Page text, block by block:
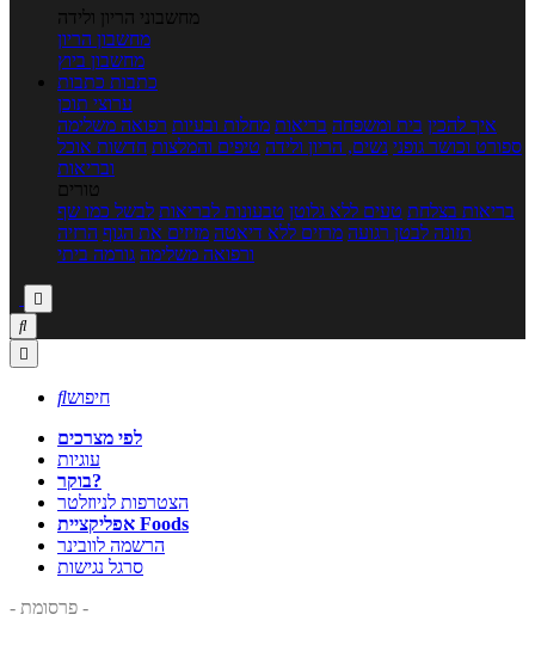
מחשבוני הריון ולידה
מחשבון הריון
מחשבון ביוץ
כתבות כתבות
ערוצי תוכן
איך להכין בית ומשפחה בריאות מחלות ובעיות רפואה משלימה
ספורט וכושר גופני נשים, הריון ולידה טיפים והמלצות חדשות אוכל
ובריאות
טורים
בריאות בצלחת טעים ללא גלוטן טבעונות לבריאות לבשל כמו שף
תזונה לבטן רגועה מרזים ללא דיאטה מזיזים את הגוף הרזיה
ורפואה משלימה גורמה ביתי



חיפוש
לפי מצרכים
עוגיות
בוקר?
הצטרפות לניוזלטר
אפליקציית Foods
הרשמה לוובינר
סרגל נגישות
- פרסומת -